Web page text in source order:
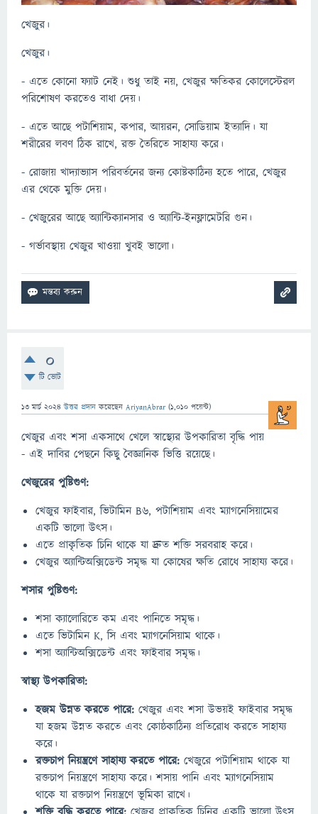
খেজুর।
খেজুর।
- এতে কোনো ফ্যাট নেই। শুধু তাই নয়, খেজুর ক্ষতিকর কোলেস্টেরল
পরিশোষণ করতেও বাধা দেয়।
- এতে আছে পটাশিয়াম, কপার, আয়রন, সোডিয়াম ইত্যাদি। যা
শরীরের লবণ ঠিক রাখে, রক্ত তৈরিতে সাহায্য করে।
- রোজায় খাদ্যাভ্যাস পরিবর্তনের জন্য কোষ্টকাঠিন্য হতে পারে, খেজুর
এর থেকে মুক্তি দেয়।
- খেজুরের আছে অ্যান্টিক্যানসার ও অ্যান্টি-ইনফ্লামেটরি গুন।
- গর্ভাবস্থায় খেজুর খাওয়া খুবই ভালো।
0
টি ভোট
13 মার্চ 2024 উত্তর প্রদান করেছেন AriyanAbrar (1,010 পয়েন্ট)
খেজুর এবং শসা একসাথে খেলে স্বাস্থ্যের উপকারিতা বৃদ্ধি পায়
- এই দাবির পেছনে কিছু বৈজ্ঞানিক ভিত্তি রয়েছে।
খেজুরের পুষ্টিগুণ:
খেজুর ফাইবার, ভিটামিন B6, পটাশিয়াম এবং ম্যাগনেসিয়ামের
একটি ভালো উৎস।
এতে প্রাকৃতিক চিনি থাকে যা দ্রুত শক্তি সরবরাহ করে।
খেজুর অ্যান্টিঅক্সিডেন্ট সমৃদ্ধ যা কোষের ক্ষতি রোধে সাহায্য করে।
শসার পুষ্টিগুণ:
শসা ক্যালোরিতে কম এবং পানিতে সমৃদ্ধ।
এতে ভিটামিন K, সি এবং ম্যাগনেসিয়াম থাকে।
শসা অ্যান্টিঅক্সিডেন্ট এবং ফাইবার সমৃদ্ধ।
স্বাস্থ্য উপকারিতা:
হজম উন্নত করতে পারে: খেজুর এবং শসা উভয়ই ফাইবার সমৃদ্ধ
যা হজম উন্নত করতে এবং কোষ্ঠকাঠিন্য প্রতিরোধ করতে সাহায্য
করে।
রক্তচাপ নিয়ন্ত্রণে সাহায্য করতে পারে: খেজুরে পটাশিয়াম থাকে যা
রক্তচাপ নিয়ন্ত্রণে সাহায্য করে। শসায় পানি এবং ম্যাগনেসিয়াম
থাকে যা রক্তচাপ নিয়ন্ত্রণে ভূমিকা রাখে।